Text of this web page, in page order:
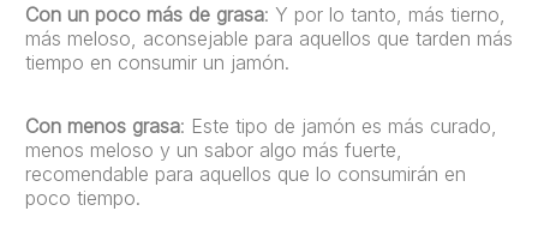
Con un poco más de grasa: Y por lo tanto, más tierno,
más meloso, aconsejable para aquellos que tarden más
tiempo en consumir un jamón.
Con menos grasa: Este tipo de jamón es más curado,
menos meloso y un sabor algo más fuerte,
recomendable para aquellos que lo consumirán en
poco tiempo.